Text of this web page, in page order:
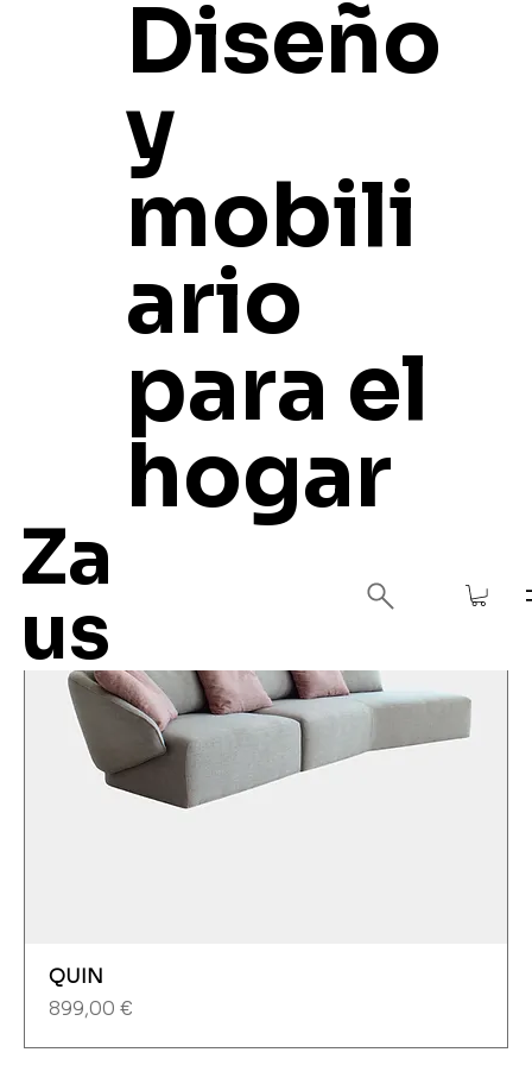
Diseño
y
mobili
ario
para el
hogar
Za
us
Sofás
Sofás
Descubre nuestra colección de sofás, diseñada
para ofrecer comodidad, equilibrio y un diseño
cuidado que se adapta a distintos estilos de vida
Filtrar y ordenar
QUIN
Precio
899,00 €